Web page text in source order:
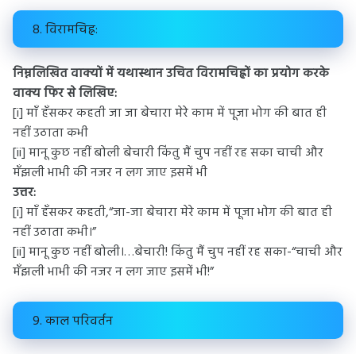
8. विरामचिह्न:
निम्नलिखित वाक्यों में यथास्थान उचित विरामचिह्नों का प्रयोग करके
वाक्य फिर से लिखिए:
[i] माँ हँसकर कहती जा जा बेचारा मेरे काम में पूजा भोग की बात ही
नहीं उठाता कभी
[ii] मानू कुछ नहीं बोली बेचारी किंतु मैं चुप नहीं रह सका चाची और
मँझली भाभी की नजर न लग जाए इसमें भी
उत्तर:
[i] माँ हँसकर कहती,“जा-जा बेचारा मेरे काम में पूजा भोग की बात ही
नहीं उठाता कभी।”
[ii] मानू कुछ नहीं बोली।…बेचारी! किंतु मैं चुप नहीं रह सका-“चाची और
मँझली भाभी की नजर न लग जाए इसमें भी!”
9. काल परिवर्तन